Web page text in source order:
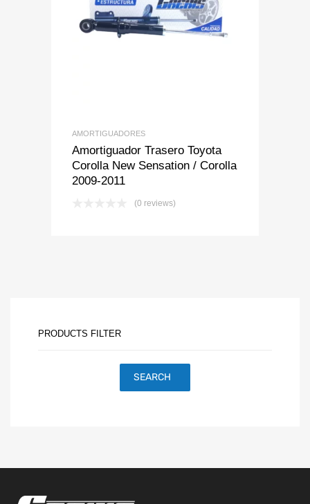
Add to Wishlist
Add to Compare
AMORTIGUADORES
Amortiguador Trasero Toyota
Corolla New Sensation / Corolla
2009-2011
(0 reviews)
PRODUCTS FILTER
SEARCH